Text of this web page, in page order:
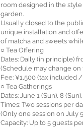
room designed in the
garden.
Usually closed to the
unique installation and
of matcha and sweets
○ Tea Offering
Dates: Daily (in principle)
(Schedule may change on
Fee: ¥1,500 (tax included
○ Tea Gatherings
Dates: June 1 (Sun), 8
Times: Two sessions per
(Only one session on July
Capacity: Up to 5 guests